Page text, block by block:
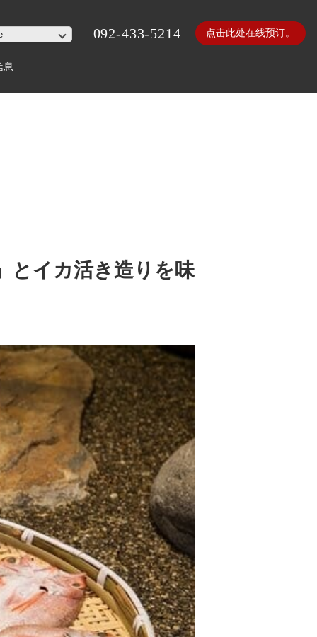
息
092-433-5214 点击此处在线预订。
とイカ活き造りを味